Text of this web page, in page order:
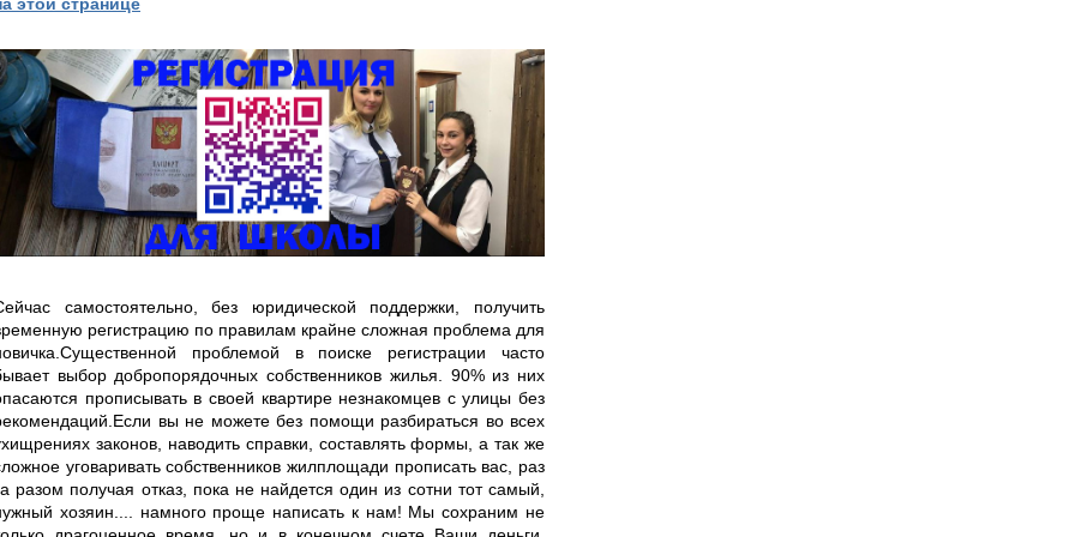
самостоятельно, без юридической поддержки, получить
регистрацию по правилам крайне сложная проблема для
проблемой в поиске регистрации часто
выбор добропорядочных собственников жилья. 90% из них
прописывать в своей квартире незнакомцев с улицы без
вы не можете без помощи разбираться во всех
законов, наводить справки, составлять формы, а так же
уговаривать собственников жилплощади прописать вас, раз
разом получая отказ, пока не найдется один из сотни тот самый,
хозяин.... намного проще написать к нам! Мы сохраним не